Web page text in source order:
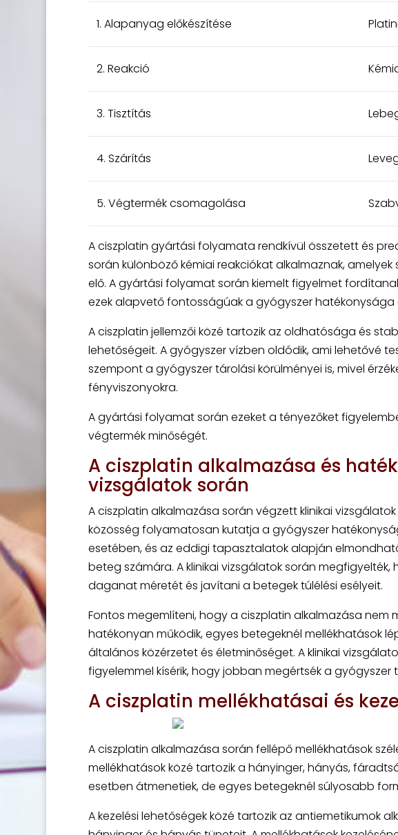
1. Alapanyag előkészítése
2. Reakció
3. Tisztítás
4. Szárítás
5. Végtermék csomagolása
A ciszplatin gyártási folyamata rendkívül összetett és
során különböző kémiai reakciókat alkalmaznak,
elő. A gyártási folyamat során kiemelt figyelmet
ezek alapvető fontosságúak a gyógyszer
A ciszplatin jellemzői közé tartozik az oldhatósága és
lehetőségeit. A gyógyszer vízben oldódik, ami lehetővé
szempont a gyógyszer tárolási körülményei is, mivel
fényviszonyokra.
A gyártási folyamat során ezeket a tényezőket
végtermék minőségét.
A ciszplatin alkalmazása és
vizsgálatok során
A ciszplatin alkalmazása során végzett klinikai
közösség folyamatosan kutatja a gyógyszer
esetében, és az eddigi tapasztalatok alapján
beteg számára. A klinikai vizsgálatok során
daganat méretét és javítani a betegek túlélési esélyeit.
Fontos megemlíteni, hogy a ciszplatin alkalmazása nem
hatékonyan működik, egyes betegeknél mellékhatások
általános közérzetet és életminőséget. A klinikai
figyelemmel kísérik, hogy jobban megértsék a gyógyszer
A ciszplatin mellékhatásai és
A ciszplatin alkalmazása során fellépő mellékhatások
mellékhatások közé tartozik a hányinger, hányás,
esetben átmenetiek, de egyes betegeknél súlyosabb
A kezelési lehetőségek közé tartozik az antiemetikumok